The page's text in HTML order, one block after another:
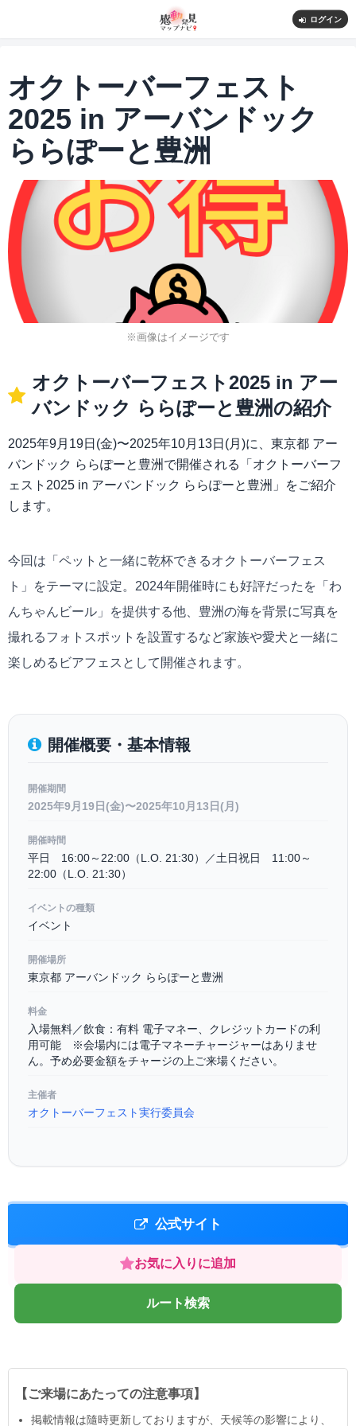
ログイン
オクトーバーフェスト
2025 in アーバンドック
ららぽーと豊洲
※画像はイメージです
オクトーバーフェスト2025 in アー
バンドック ららぽーと豊洲の紹介
2025年9月19日(金)〜2025年10月13日(月)に、東京都 アー
バンドック ららぽーと豊洲で開催される「オクトーバーフ
ェスト2025 in アーバンドック ららぽーと豊洲」をご紹介
します。
今回は「ペットと一緒に乾杯できるオクトーバーフェス
ト」をテーマに設定。2024年開催時にも好評だったを「わ
んちゃんビール」を提供する他、豊洲の海を背景に写真を
撮れるフォトスポットを設置するなど家族や愛犬と一緒に
楽しめるビアフェスとして開催されます。
開催概要・基本情報
開催期間
2025年9月19日(金)〜2025年10月13日(月)
開催時間
平日 16:00～22:00（L.O. 21:30）／土日祝日 11:00～
22:00（L.O. 21:30）
イベントの種類
イベント
開催場所
東京都 アーバンドック ららぽーと豊洲
料金
入場無料／飲食：有料 電子マネー、クレジットカードの利
用可能 ※会場内には電子マネーチャージャーはありませ
ん。予め必要金額をチャージの上ご来場ください。
主催者
オクトーバーフェスト実行委員会
公式サイト
お気に入りに追加
ルート検索
【ご来場にあたっての注意事項】
掲載情報は隨時更新しておりますが、天候等の影響により、